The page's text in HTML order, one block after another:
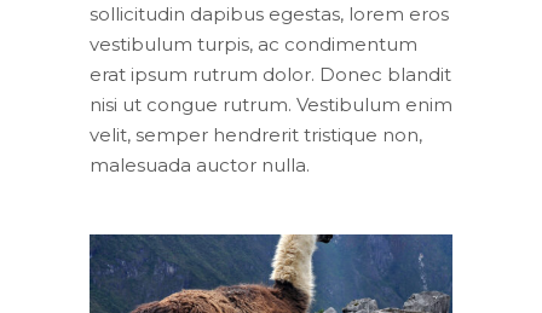
sollicitudin dapibus egestas, lorem eros
vestibulum turpis, ac condimentum
erat ipsum rutrum dolor. Donec blandit
nisi ut congue rutrum. Vestibulum enim
velit, semper hendrerit tristique non,
malesuada auctor nulla.